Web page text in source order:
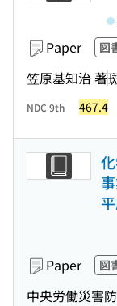
Paper 図
笠原基知治 著
NDC 9th 467.4
Paper 図
中央労働災害